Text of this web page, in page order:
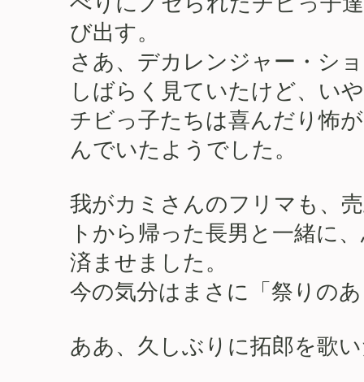
び出す。
さあ、デカレンジャー・シ
しばらく見ていたけど、い
チビっ子たちは喜んだり怖
んでいたようでした。
我がカミさんのフリマも、
トから帰った長男と一緒に
済ませました。
今の気分はまさに「祭りの
ああ、久しぶりに拓郎を歌